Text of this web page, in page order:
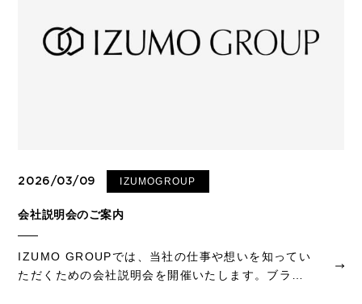
2026/03/09 IZUMOGROUP
会社説明会のご案内
IZUMO GROUPでは、当社の仕事や想いを知ってい
ただくための会社説明会を開催いたします。ブライ